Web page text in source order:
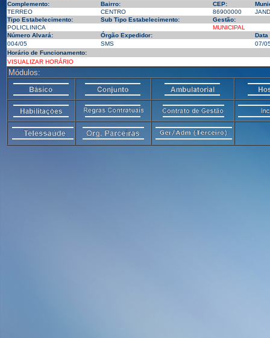
Complemento:
Bairro: CEP:
TERREO
CENTRO 86900000
Tipo Estabelecimento:
Sub Tipo Estabelecimento:
Gestão:
POLICLINICA
MUNICIPAL
Número Alvará:
Órgão Expedidor:
Data
004/05
SMS
07/
Horário de Funcionamento:
VISUALIZAR HORÁRIO
Módulos: